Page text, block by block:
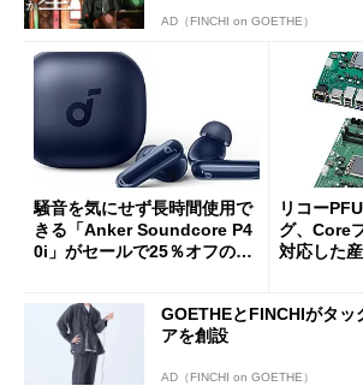
AD（FINCHI on GOETHE）
騒音を気にせず長時間使用で
きる「Anker Soundcore P4
0i」がセールで25％オフの59
リコー
グ、Core
対応した
GOETHEとFINCHIがタッ
アを創設
AD（FINCHI on GOETHE）